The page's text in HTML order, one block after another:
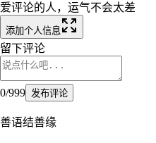
爱评论的人，运气不会太差
添加个人信息
留下评论
0/999 发布评论
善语结善缘